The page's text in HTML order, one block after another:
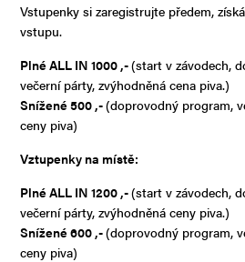
Vstupenky si zaregistrujte předem,
vstupu.
Plné ALL IN 1000 ,-(start v závodech,
večerní párty, zvýhodněná cena piva.)
Snížené 500 ,-(doprovodný program,
ceny piva)
Vztupenky na místě:
Plné ALL IN 1200 ,-(start v závodech,
večerní párty, zvýhodněná ceny piva.)
Snížené 600 ,-(doprovodný program,
ceny piva)